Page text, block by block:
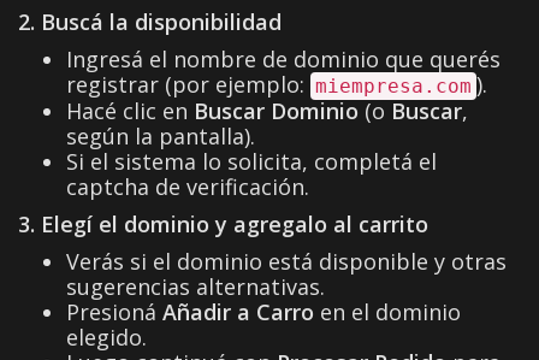
2. Buscá la disponibilidad
Ingresá el nombre de dominio que querés
registrar (por ejemplo: miempresa.com ).
Hacé clic en Buscar Dominio (o Buscar,
según la pantalla).
Si el sistema lo solicita, completá el
captcha de verificación.
3. Elegí el dominio y agregalo al carrito
Verás si el dominio está disponible y otras
sugerencias alternativas.
Presioná Añadir a Carro en el dominio
elegido.